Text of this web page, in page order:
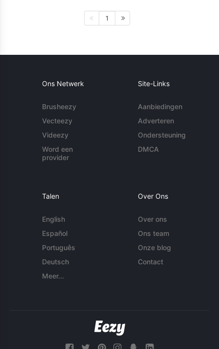
1
Ons Netwerk
Brusheezy
Vecteezy
Videezy
Word een
provider
Site-Links
Aanbiedingen
Adverteren
Ondersteuning
DMCA
Talen
English
Español
Português
Deutsch
Meer...
Over Ons
Over ons
Ons team
Onze blog
Contact